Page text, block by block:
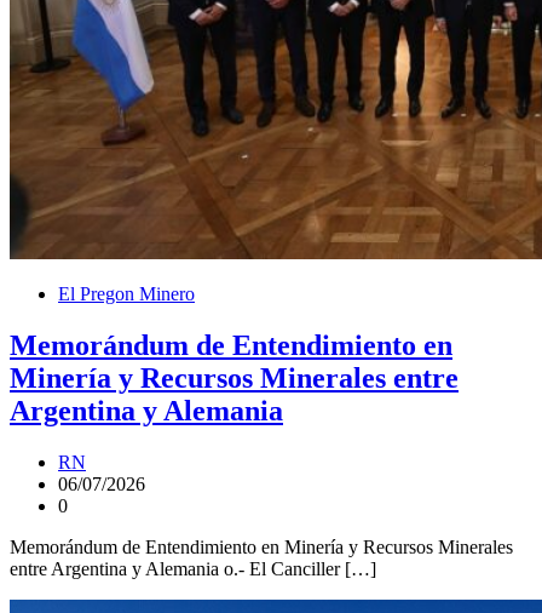
El Pregon Minero
Memorándum de Entendimiento en
Minería y Recursos Minerales entre
Argentina y Alemania
RN
06/07/2026
0
Memorándum de Entendimiento en Minería y Recursos Minerales
entre Argentina y Alemania o.- El Canciller […]